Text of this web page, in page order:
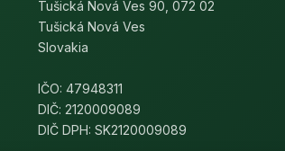
Tušická Nová Ves 90, 072 02
Tušická Nová Ves
Slovakia
IČO: 47948311
DIČ: 2120009089
DIČ DPH: SK2120009089